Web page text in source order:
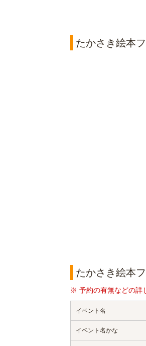
たかさき絵本
たかさき絵本
※ 予約の有無などの詳
イベント名
イベント名かな